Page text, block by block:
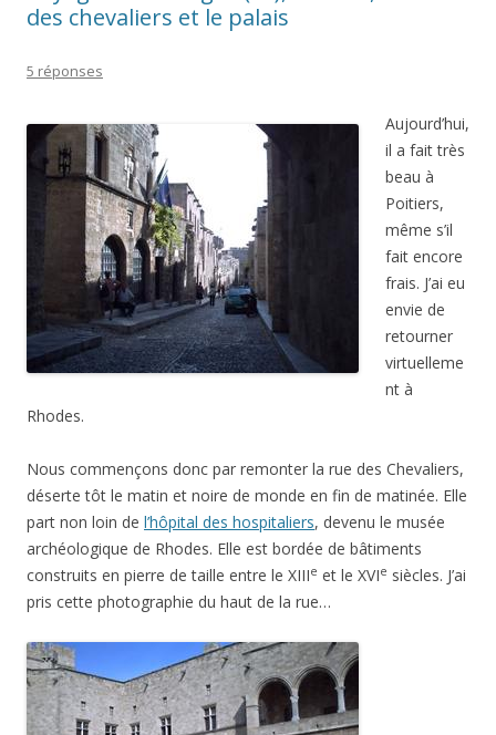
des chevaliers et le palais
5 réponses
Aujourd’hui,
il a fait très
beau à
Poitiers,
même s’il
fait encore
frais. J’ai eu
envie de
retourner
virtuelleme
nt à
Rhodes.
Nous commençons donc par remonter la rue des Chevaliers,
déserte tôt le matin et noire de monde en fin de matinée. Elle
part non loin de l’hôpital des hospitaliers, devenu le musée
archéologique de Rhodes. Elle est bordée de bâtiments
construits en pierre de taille entre le XIIIe et le XVIe siècles. J’ai
pris cette photographie du haut de la rue…